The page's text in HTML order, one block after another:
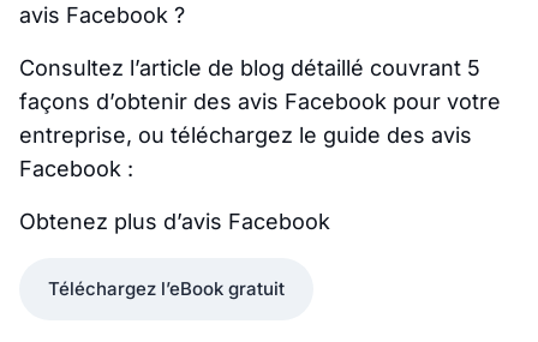
avis Facebook ?
Consultez l’article de blog détaillé couvrant 5
façons d’obtenir des avis Facebook pour votre
entreprise, ou téléchargez le guide des avis
Facebook :
Obtenez plus d’avis Facebook
Téléchargez l’eBook gratuit